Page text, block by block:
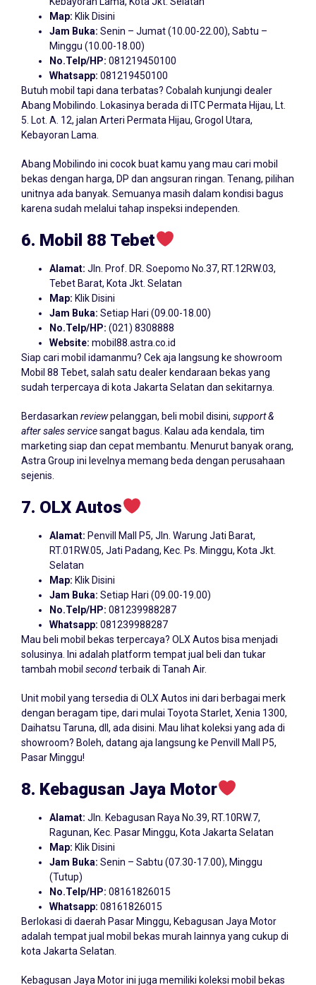
Map: Klik Disini
Jam Buka: Senin – Jumat (10.00-22.00), Sabtu –
Minggu (10.00-18.00)
No.Telp/HP: 081219450100
Whatsapp: 081219450100
Butuh mobil tapi dana terbatas? Cobalah kunjungi dealer
Abang Mobilindo. Lokasinya berada di ITC Permata Hijau, Lt.
5. Lot. A. 12, jalan Arteri Permata Hijau, Grogol Utara,
Kebayoran Lama.
Abang Mobilindo ini cocok buat kamu yang mau cari mobil
bekas dengan harga, DP dan angsuran ringan. Tenang, pilihan
unitnya ada banyak. Semuanya masih dalam kondisi bagus
karena sudah melalui tahap inspeksi independen.
6. Mobil 88 Tebet
Alamat: Jln. Prof. DR. Soepomo No.37, RT.12RW.03,
Tebet Barat, Kota Jkt. Selatan
Map: Klik Disini
Jam Buka: Setiap Hari (09.00-18.00)
No.Telp/HP: (021) 8308888
Website: mobil88.astra.co.id
Siap cari mobil idamanmu? Cek aja langsung ke showroom
Mobil 88 Tebet, salah satu dealer kendaraan bekas yang
sudah terpercaya di kota Jakarta Selatan dan sekitarnya.
Berdasarkan reviewpelanggan, beli mobil disini, support&
aftersalesservicesangat bagus. Kalau ada kendala, tim
marketing siap dan cepat membantu. Menurut banyak orang,
Astra Group ini levelnya memang beda dengan perusahaan
sejenis.
7. OLX Autos
Alamat: Penvill Mall P5, Jln. Warung Jati Barat,
RT.01RW.05, Jati Padang, Kec. Ps. Minggu, Kota Jkt.
Selatan
Map: Klik Disini
Jam Buka: Setiap Hari (09.00-19.00)
No.Telp/HP: 081239988287
Whatsapp: 081239988287
Mau beli mobil bekas terpercaya? OLX Autos bisa menjadi
solusinya. Ini adalah platform tempat jual beli dan tukar
tambah mobil secondterbaik di Tanah Air.
Unit mobil yang tersedia di OLX Autos ini dari berbagai merk
dengan beragam tipe, dari mulai Toyota Starlet, Xenia 1300,
Daihatsu Taruna, dll, ada disini. Mau lihat koleksi yang ada di
showroom? Boleh, datang aja langsung ke Penvill Mall P5,
Pasar Minggu!
8. Kebagusan Jaya Motor
Alamat: Jln. Kebagusan Raya No.39, RT.10RW.7,
Ragunan, Kec. Pasar Minggu, Kota Jakarta Selatan
Map: Klik Disini
Jam Buka: Senin – Sabtu (07.30-17.00), Minggu
(Tutup)
No.Telp/HP: 08161826015
Whatsapp: 08161826015
Berlokasi di daerah Pasar Minggu, Kebagusan Jaya Motor
adalah tempat jual mobil bekas murah lainnya yang cukup di
kota Jakarta Selatan.
Kebagusan Jaya Motor ini juga memiliki koleksi mobil bekas